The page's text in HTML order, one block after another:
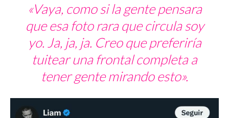
«Vaya, como si la gente pensara
que esa foto rara que circula soy
yo. Ja, ja, ja. Creo que preferiría
tuitear una frontal completa a
tener gente mirando esto».